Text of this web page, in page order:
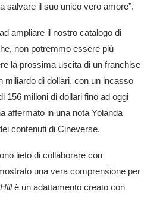
salvare il suo unico vero amore”.
ampliare il nostro catalogo di
non potremmo essere più
la prossima uscita di un franchise
miliardo di dollari, con un incasso
156 milioni di dollari fino ad oggi
affermato in una nota Yolanda
contenuti di Cineverse.
lieto di collaborare con
una vera comprensione per
è un adattamento creato con